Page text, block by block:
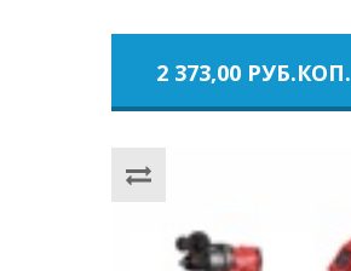
2 373,00 РУБ.КОП.